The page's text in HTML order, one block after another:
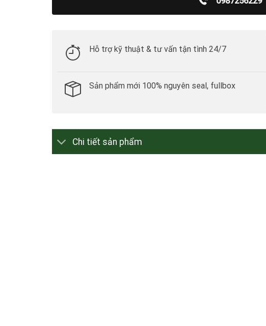
Hỗ trợ kỹ thuật & tư vấn tận tình 24/7
Sản phẩm mới 100% nguyên seal, fullbox
Chi tiết sản phẩm